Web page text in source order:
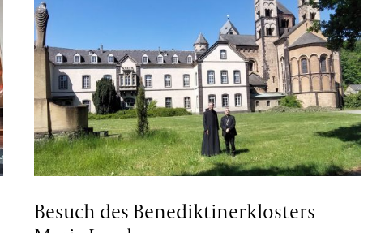
Besuch des Benediktinerklosters